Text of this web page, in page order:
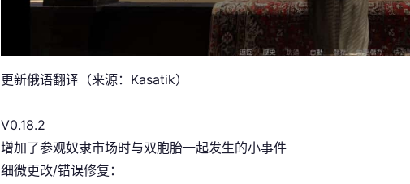
更新俄语翻译（来源：Kasatik）
V0.18.2
增加了参观奴隶市场时与双胞胎一起发生的小事件
细微更改/错误修复：